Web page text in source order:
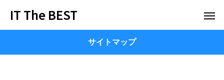
IT The BEST
サイトマップ